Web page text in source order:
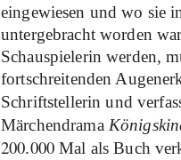
eingewiesen und wo sie
untergebracht worden
Schauspielerin werden,
fortschreitenden
Schriftstellerin und
Märchendrama
200.000 Mal als Buch